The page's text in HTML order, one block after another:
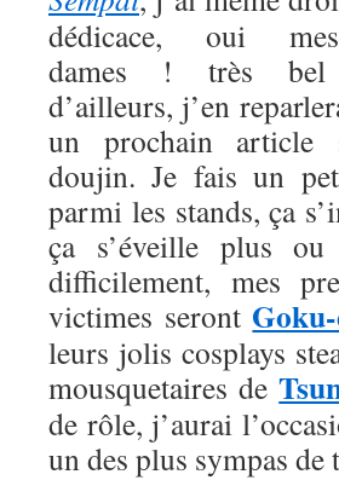
dédicace, oui
dames ! très bel
d’ailleurs, j’en
un prochain article
doujin. Je fais un
parmi les stands, ça
ça s’éveille plus ou
difficilement, mes
victimes seront
leurs jolis cosplays
mousquetaires de
de rôle, j’aurai
un des plus sympas de